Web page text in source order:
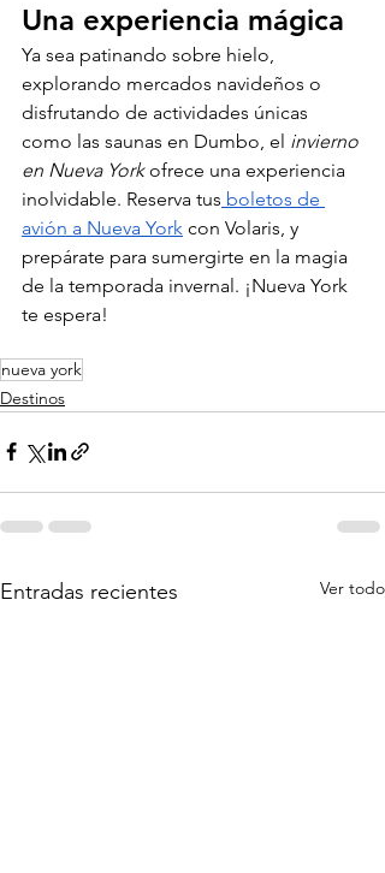
Una experiencia mágica
Ya sea patinando sobre hielo,
explorando mercados navideños o
disfrutando de actividades únicas
como las saunas en Dumbo, el invierno
en Nueva York ofrece una experiencia
inolvidable. Reserva tus boletos de
avión a Nueva York con Volaris, y
prepárate para sumergirte en la magia
de la temporada invernal. ¡Nueva York
te espera!
nueva york
Destinos
Entradas recientes Ver todo